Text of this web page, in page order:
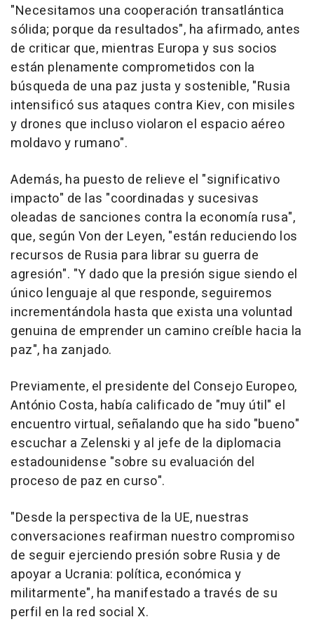
"Necesitamos una cooperación transatlántica
sólida; porque da resultados", ha afirmado, antes
de criticar que, mientras Europa y sus socios
están plenamente comprometidos con la
búsqueda de una paz justa y sostenible, "Rusia
intensificó sus ataques contra Kiev, con misiles
y drones que incluso violaron el espacio aéreo
moldavo y rumano".
Además, ha puesto de relieve el "significativo
impacto" de las "coordinadas y sucesivas
oleadas de sanciones contra la economía rusa",
que, según Von der Leyen, "están reduciendo los
recursos de Rusia para librar su guerra de
agresión". "Y dado que la presión sigue siendo el
único lenguaje al que responde, seguiremos
incrementándola hasta que exista una voluntad
genuina de emprender un camino creíble hacia la
paz", ha zanjado.
Previamente, el presidente del Consejo Europeo,
António Costa, había calificado de "muy útil" el
encuentro virtual, señalando que ha sido "bueno"
escuchar a Zelenski y al jefe de la diplomacia
estadounidense "sobre su evaluación del
proceso de paz en curso".
"Desde la perspectiva de la UE, nuestras
conversaciones reafirman nuestro compromiso
de seguir ejerciendo presión sobre Rusia y de
apoyar a Ucrania: política, económica y
militarmente", ha manifestado a través de su
perfil en la red social X.